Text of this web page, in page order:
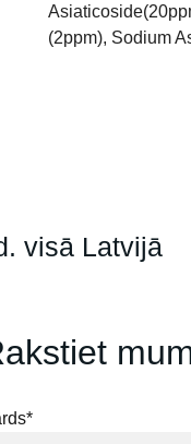
(2ppm), Sodium
visā Latvijā